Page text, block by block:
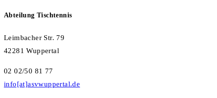
Abteilung Tischtennis
Leimbacher Str. 79
42281 Wuppertal
02 02/50 81 77
info[at]asvwuppertal.de